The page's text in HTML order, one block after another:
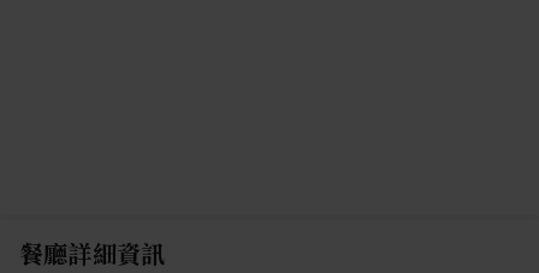
餐廳詳細資訊